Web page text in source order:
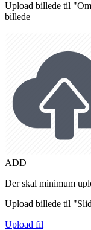
Upload billede til
billede
ADD
Der skal minimum
Upload billede til
Upload fil